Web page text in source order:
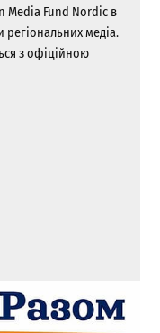
Media Fund Nordic в
регіональних медіа.
з офіційною